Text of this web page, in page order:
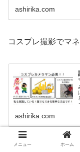
ashirika.com
コスプレ撮影でマ
ashirika.com
コスプレ撮影の為
メニュー ホーム